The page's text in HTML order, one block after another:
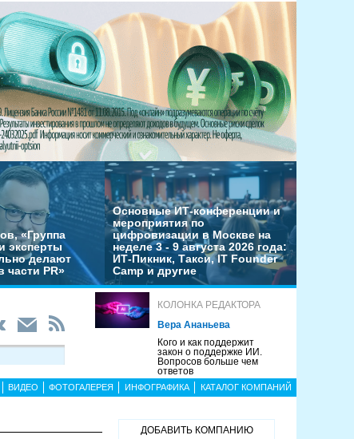
«Группа
эксперты
делают
части PR»
Основные ИТ-конференции и
мероприятия по
цифровизации в Москве на
неделе 3 - 9 августа 2026 года:
ИТ-Пикник, Такси, IT Founder
Camp и другие
КОЛОНКА РЕДАКТОРА
Вера Ананьева
Кого и как поддержит
закон о поддержке ИИ.
Вопросов больше чем
ответов
ВИДЕО ФОТОГАЛЕРЕЯ ИНФОГРАФИКА КАТАЛОГ КОМПАНИЙ
ДОБАВИТЬ КОМПАНИЮ